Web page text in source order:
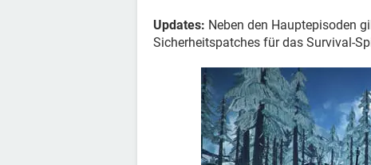
Updates: Neben den Hauptepisoden
Sicherheitspatches für das Survival-